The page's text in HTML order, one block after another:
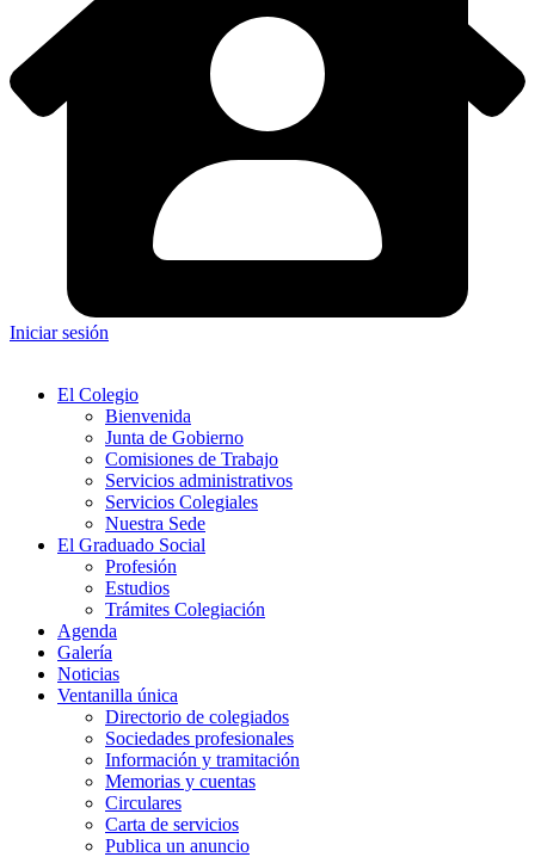
Iniciar sesión
El Colegio
Bienvenida
Junta de Gobierno
Comisiones de Trabajo
Servicios administrativos
Servicios Colegiales
Nuestra Sede
El Graduado Social
Profesión
Estudios
Trámites Colegiación
Agenda
Galería
Noticias
Ventanilla única
Directorio de colegiados
Sociedades profesionales
Información y tramitación
Memorias y cuentas
Circulares
Carta de servicios
Publica un anuncio